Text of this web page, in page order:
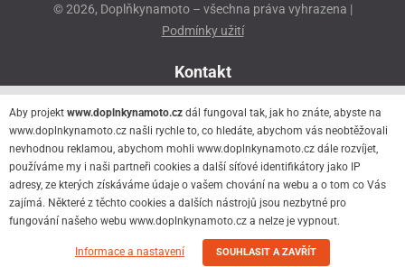
© 2026, Doplňkynamoto – všechna práva vyhrazena |
Podmínky užití
Kontakt
Přeloučská 86
530 06 Pardubice - Staré Čivice
776 056 073
motorider.rf@seznam.cz
Aby projekt www.doplnkynamoto.cz dál fungoval tak, jak ho znáte, abyste na
www.doplnkynamoto.cz našli rychle to, co hledáte, abychom vás neobtěžovali
nevhodnou reklamou, abychom mohli www.doplnkynamoto.cz dále rozvíjet,
používáme my i naši partneři cookies a další síťové identifikátory jako IP
adresy, ze kterých získáváme údaje o vašem chování na webu a o tom co Vás
zajímá. Některé z těchto cookies a dalších nástrojů jsou nezbytné pro
fungování našeho webu www.doplnkynamoto.cz a nelze je vypnout.
Informace a nastavení SOUHLASIT A ZAVŘÍT